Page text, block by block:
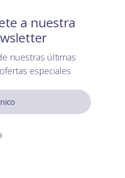
a nuestra
nuestras últimas
especiales